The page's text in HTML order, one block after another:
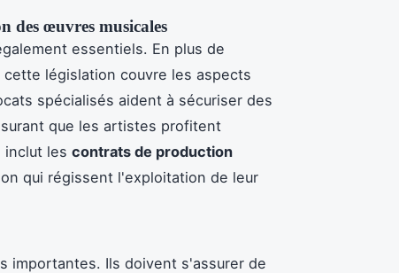
des œuvres musicales
essentiels. En plus de
législation couvre les aspects
spécialisés aident à sécuriser des
que les artistes profitent
inclut les contrats de production
qui régissent l'exploitation de leur
importantes. Ils doivent s'assurer de